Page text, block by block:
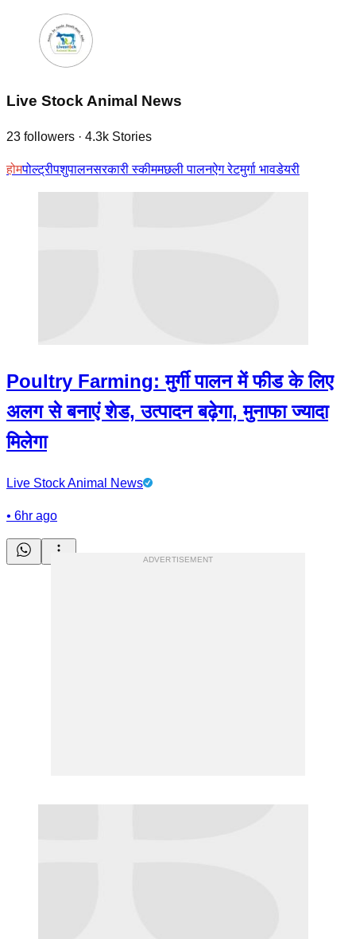
Live Stock Animal News
23 followers · 4.3k Stories
होमपोल्ट्रीपशुपालनसरकारी स्की‍ममछली पालनऐग रेटमुर्गा भावडेयरी
Poultry Farming: मुर्गी पालन में फीड के लिए
अलग से बनाएं शेड, उत्पादन बढ़ेगा, मुनाफा ज्यादा
मिलेगा
Live Stock Animal News
• 6hr ago
ADVERTISEMENT